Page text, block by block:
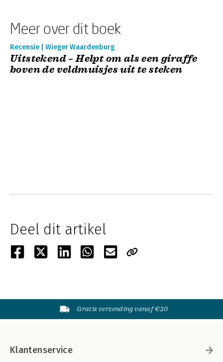
Meer over dit boek
Recensie | Wieger Waardenburg
Uitstekend – Helpt om als een giraffe
boven de veldmuisjes uit te steken
Deel dit artikel
Gratis verzending vanaf €20
Klantenservice